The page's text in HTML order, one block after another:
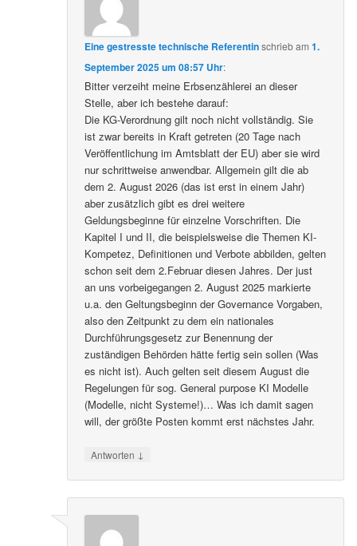
Eine gestresste technische Referentinschriebam1.
September 2025 um 08:57 Uhr:
Bitter verzeiht meine Erbsenzählerei an dieser
Stelle, aber ich bestehe darauf:
Die KG-Verordnung gilt noch nicht vollständig. Sie
ist zwar bereits in Kraft getreten (20 Tage nach
Veröffentlichung im Amtsblatt der EU) aber sie wird
nur schrittweise anwendbar. Allgemein gilt die ab
dem 2. August 2026 (das ist erst in einem Jahr)
aber zusätzlich gibt es drei weitere
Geldungsbeginne für einzelne Vorschriften. Die
Kapitel I und II, die beispielsweise die Themen KI-
Kompetez, Definitionen und Verbote abbilden, gelten
schon seit dem 2.Februar diesen Jahres. Der just
an uns vorbeigegangen 2. August 2025 markierte
u.a. den Geltungsbeginn der Governance Vorgaben,
also den Zeitpunkt zu dem ein nationales
Durchführungsgesetz zur Benennung der
zuständigen Behörden hätte fertig sein sollen (Was
es nicht ist). Auch gelten seit diesem August die
Regelungen für sog. General purpose KI Modelle
(Modelle, nicht Systeme!)… Was ich damit sagen
will, der größte Posten kommt erst nächstes Jahr.
Antworten ↓